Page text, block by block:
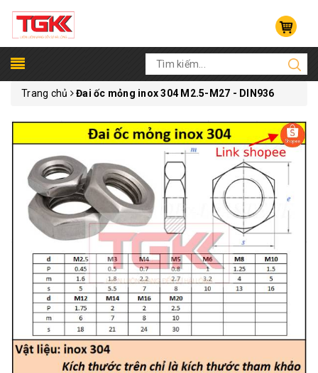
Trang chủ Đai ốc mỏng inox 304 M2.5-M27 - DIN936